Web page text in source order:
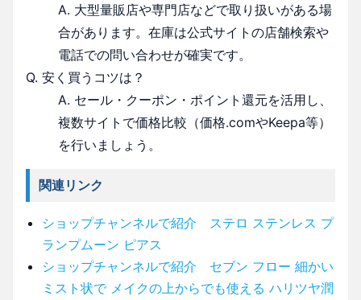
A. 大型量販店や専門店などで取り扱いがある場
合があります。在庫は公式サイトの店舗検索や
電話での問い合わせが確実です。
Q. 安く買うコツは？
A. セール・クーポン・ポイント還元を活用し、
複数サイトで価格比較（価格.comやKeepa等）
を行いましょう。
関連リンク
ショップチャンネルで紹介 ステロ ステンレス プ
ランプムーン ピアス
ショップチャンネルで紹介 セブン フロー 細かい
ミスト状で メイクの上からでも使える ハリツヤ潤